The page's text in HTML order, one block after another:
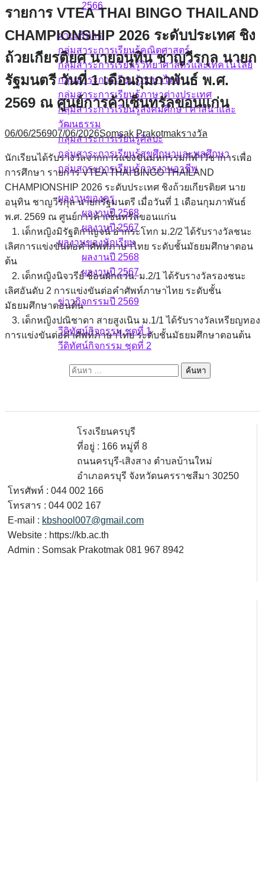
2566
บุคลากร
ฝ่ายบริหาร
กลุ่มสาระการเรียนรู้คณิตศาสตร์
กลุ่มสาระการเรียนรู้วิทยาศาสตร์และเทคโนโลยี
กลุ่มสาระการเรียนรู้ภาษาไทย
กลุ่มสาระการเรียนรู้ภาษาต่างประเทศ
กลุ่มสาระการเรียนรู้สังคมศึกษา ศาสนาและ
วัฒนธรรม
กลุ่มสาระการเรียนรู้ศิลปะ
กลุ่มสาระการเรียนรู้สุขศึกษาและพลศึกษา
กลุ่มสาระการเรียนรู้การงานอาชีพ
ผลงาน
ผลงานของครู
ผลงานปี 2568
ผลงานปี 2567
ผลงานของนักเรียน
ผลงานปี 2568
ผลงานปี 2567
ข่าวกิจกรรม
ข่าวกิจกรรมปี 2569
วีดิทัศน์กิจกรรม
วีดิทัศน์กิจกรรม ชุดที่ 1
วีดิทัศน์กิจกรรม ชุดที่ 2
รายการ VTEA THAI BINGO THAILAND
CHAMPIONSHIP 2026 ระดับประเทศ ชิง
ถ้วยเกียรติยศ นายอนุทิน ชาญวีรกุล นายก
รัฐมนตรี วันที่ 1 เดือนกุมภาพันธ์ พ.ศ.
2569 ณ ศูนย์การค้าเซ็นทรัลขอนแก่น
06/06/256907/06/2026Somsak Prakotmakรางวัล
นักเรียนได้รับรางวัลจากการแข่งขันมหกรรมกีฬาวิชาการเพื่อ
การศึกษา รายการ VTEA THAI BINGO THAILAND
CHAMPIONSHIP 2026 ระดับประเทศ ชิงถ้วยเกียรติยศ นาย
อนุทิน ชาญวีรกุล นายกรัฐมนตรี เมื่อวันที่ 1 เดือนกุมภาพันธ์
พ.ศ. 2569 ณ ศูนย์การค้าเซ็นทรัลขอนแก่น
1. เด็กหญิงมิรัฐติกาญจน์ อำกระโทก ม.2/2 ได้รับรางวัลชนะ
เลิศการแข่งขันต่อคำศัพท์ภาษาไทย ระดับชั้นมัธยมศึกษาตอน
ต้น
2. เด็กหญิงนิจวรีย์ ช้อนผักแว่น. ม.2/1 ได้รับรางวัลรองชนะ
เลิศอันดับ 2 การแข่งขันต่อคำศัพท์ภาษาไทย ระดับชั้น
มัธยมศึกษาตอนต้น
3. เด็กหญิงปณิชาดา สายสูงเนิน ม.1/1 ได้รับรางวัลเหรียญทอง
การแข่งขันต่อคำศัพท์ภาษาไทย ระดับชั้นมัธยมศึกษาตอนต้น
โรงเรียนครบุรี
ที่อยู่ : 166 หมู่ที่ 8
ถนนครบุรี-เสิงสาง ตำบลบ้านใหม่
อำเภอครบุรี จังหวัดนครราชสีมา 30250
โทรศัพท์ : 044 002 166
โทรสาร : 044 002 167
E-mail : kbshool007@gmail.com
Website : https://kb.ac.th
Admin : Somsak Prakotmak 081 967 8942